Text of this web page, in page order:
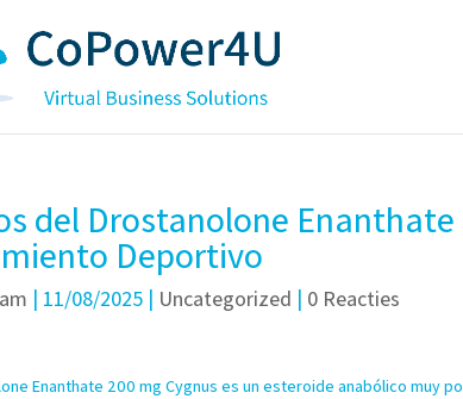
del Drostanolone Enanthate
Deportivo
| 11/08/2025 | Uncategorized | 0 Reacties
Enanthate 200 mg Cygnus es un esteroide anabólico muy